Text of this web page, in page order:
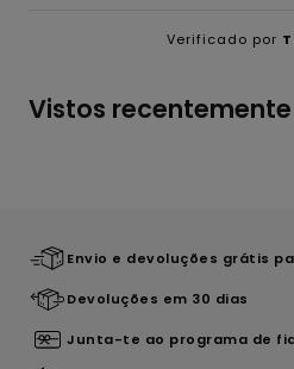
Verificado por
Vistos recentemente
Envio e devoluções grátis
Devoluções em 30 dias
Junta-te ao programa de